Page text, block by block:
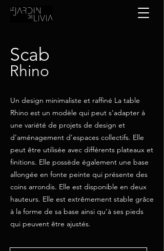
Scab
Rhino
Un design minimaliste et raffiné La table
Rhino est un modèle qui peut s'adapter à
une variété de projets de design et
d'aménagement d'espaces collectifs. Elle
peut être utilisée avec différents plateaux et
finitions. Elle possède également une base
allongée en fonte peinte qui présente des
coins arrondis. Elle est disponible en deux
hauteurs. Elle est extrêmement stable grâce
à la forme de sa base ainsi qu'à ses pieds
qui peuvent être ajustés.